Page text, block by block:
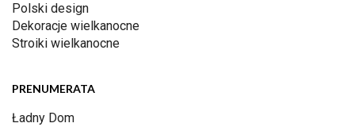
Polski design
Dekoracje wielkanocne
Stroiki wielkanocne
PRENUMERATA
Ładny Dom